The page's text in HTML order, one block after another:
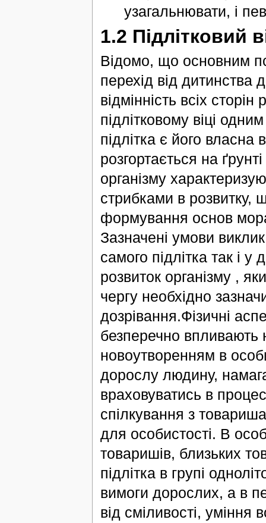
узагальнювати, і
1.2 Підлітковий
Відомо, що основним
перехід від дитинства
відмінність всіх
підлітковому віці
підлітка є його власна
розгортається на
організму
стрибками в розвитку,
формування основ
Зазначені умови
самого підлітка так і
розвиток організму ,
чергу необхідно
дозрівання.Фізичні
безперечно впливають
новоутворенням в
дорослу людину,
враховуватись в
спілкування з
для особистості. В
товаришів, близьких
підлітка в групі
вимоги дорослих, а в
від сміливості, уміння